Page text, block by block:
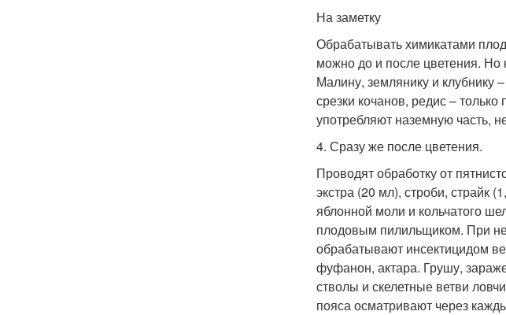
На заметку
Обрабатывать химикатами
можно до и после цветения. Но
Малину, землянику и клубнику
срезки кочанов, редис –
употребляют наземную часть,
4. Сразу же после цветения.
Проводят обработку от
экстра (20 мл), строби, страйк
яблонной моли и кольчатого
плодовым пилильщиком. При
обрабатывают инсектицидом
фуфанон, актара. Грушу,
стволы и скелетные ветви
пояса осматривают через